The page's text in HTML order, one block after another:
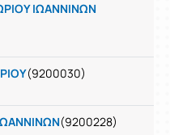
ΙΩΑΝΝΙΝΩΝ
(9200030)
(9200228)